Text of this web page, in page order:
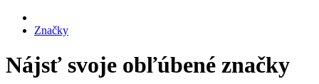
Značky
Nájsť svoje obľúbené značky